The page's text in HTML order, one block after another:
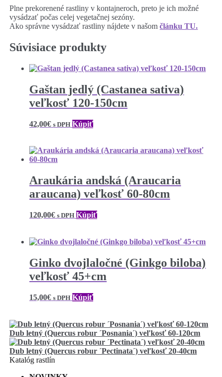
Plne prekorenené rastliny v kontajneroch, preto je ich možné
vysádzať počas celej vegetačnej sezóny.
Ako správne vysádzať rastliny nájdete v našomčlánku TU.
Súvisiace produkty
Gaštan jedlý (Castanea sativa)
veľkosť 120-150cm
42,00€ s DPH Kúpiť
Araukária andská (Araucaria
araucana) veľkosť 60-80cm
120,00€ s DPH Kúpiť
Ginko dvojlaločné (Ginkgo biloba)
veľkosť 45+cm
15,00€ s DPH Kúpiť
Dub letný (Quercus robur ´Posnania´) veľkosť 60-120cm
Dub letný (Quercus robur ´Pectinata´) veľkosť 20-40cm
Katalóg rastlín